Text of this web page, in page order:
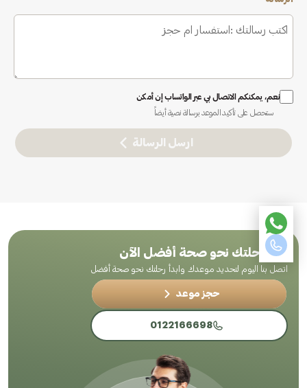
نعم، يمكنكم الاتصال بي عبر الواتساب إن أمكن
ستحصل على تأكيد الموعد برسالة نصية أيضاً
ارسل الرسالة
ابدأ رحلتك نحو صحة أفضل الآن
اتصل بنا اليوم لتحديد موعدك وابدأ رحلتك نحو صحة أفضل
حجز موعد
0122166698